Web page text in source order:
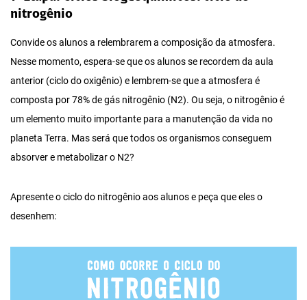
nitrogênio
Convide os alunos a relembrarem a composição da atmosfera.
Nesse momento, espera-se que os alunos se recordem da aula
anterior (ciclo do oxigênio) e lembrem-se que a atmosfera é
composta por 78% de gás nitrogênio (N2). Ou seja, o nitrogênio é
um elemento muito importante para a manutenção da vida no
planeta Terra. Mas será que todos os organismos conseguem
absorver e metabolizar o N2?
Apresente o ciclo do nitrogênio aos alunos e peça que eles o
desenhem: